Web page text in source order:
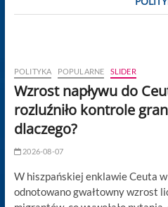
POLITYKA POPULARNE SLIDER
Wzrost napływu do
rozluźniło kontrole
dlaczego?
2026-08-07
W hiszpańskiej enklawie Ceuta
odnotowano gwałtowny wzrost